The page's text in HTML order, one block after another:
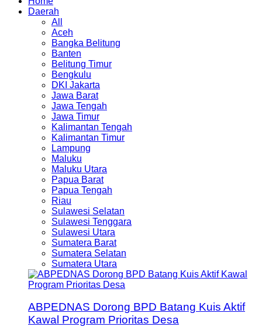
Daerah
All
Aceh
Bangka Belitung
Banten
Belitung Timur
Bengkulu
DKI Jakarta
Jawa Barat
Jawa Tengah
Jawa Timur
Kalimantan Tengah
Kalimantan Timur
Lampung
Maluku
Maluku Utara
Papua Barat
Papua Tengah
Riau
Sulawesi Selatan
Sulawesi Tenggara
Sulawesi Utara
Sumatera Barat
Sumatera Selatan
Sumatera Utara
ABPEDNAS Dorong BPD Batang Kuis Aktif
Kawal Program Prioritas Desa